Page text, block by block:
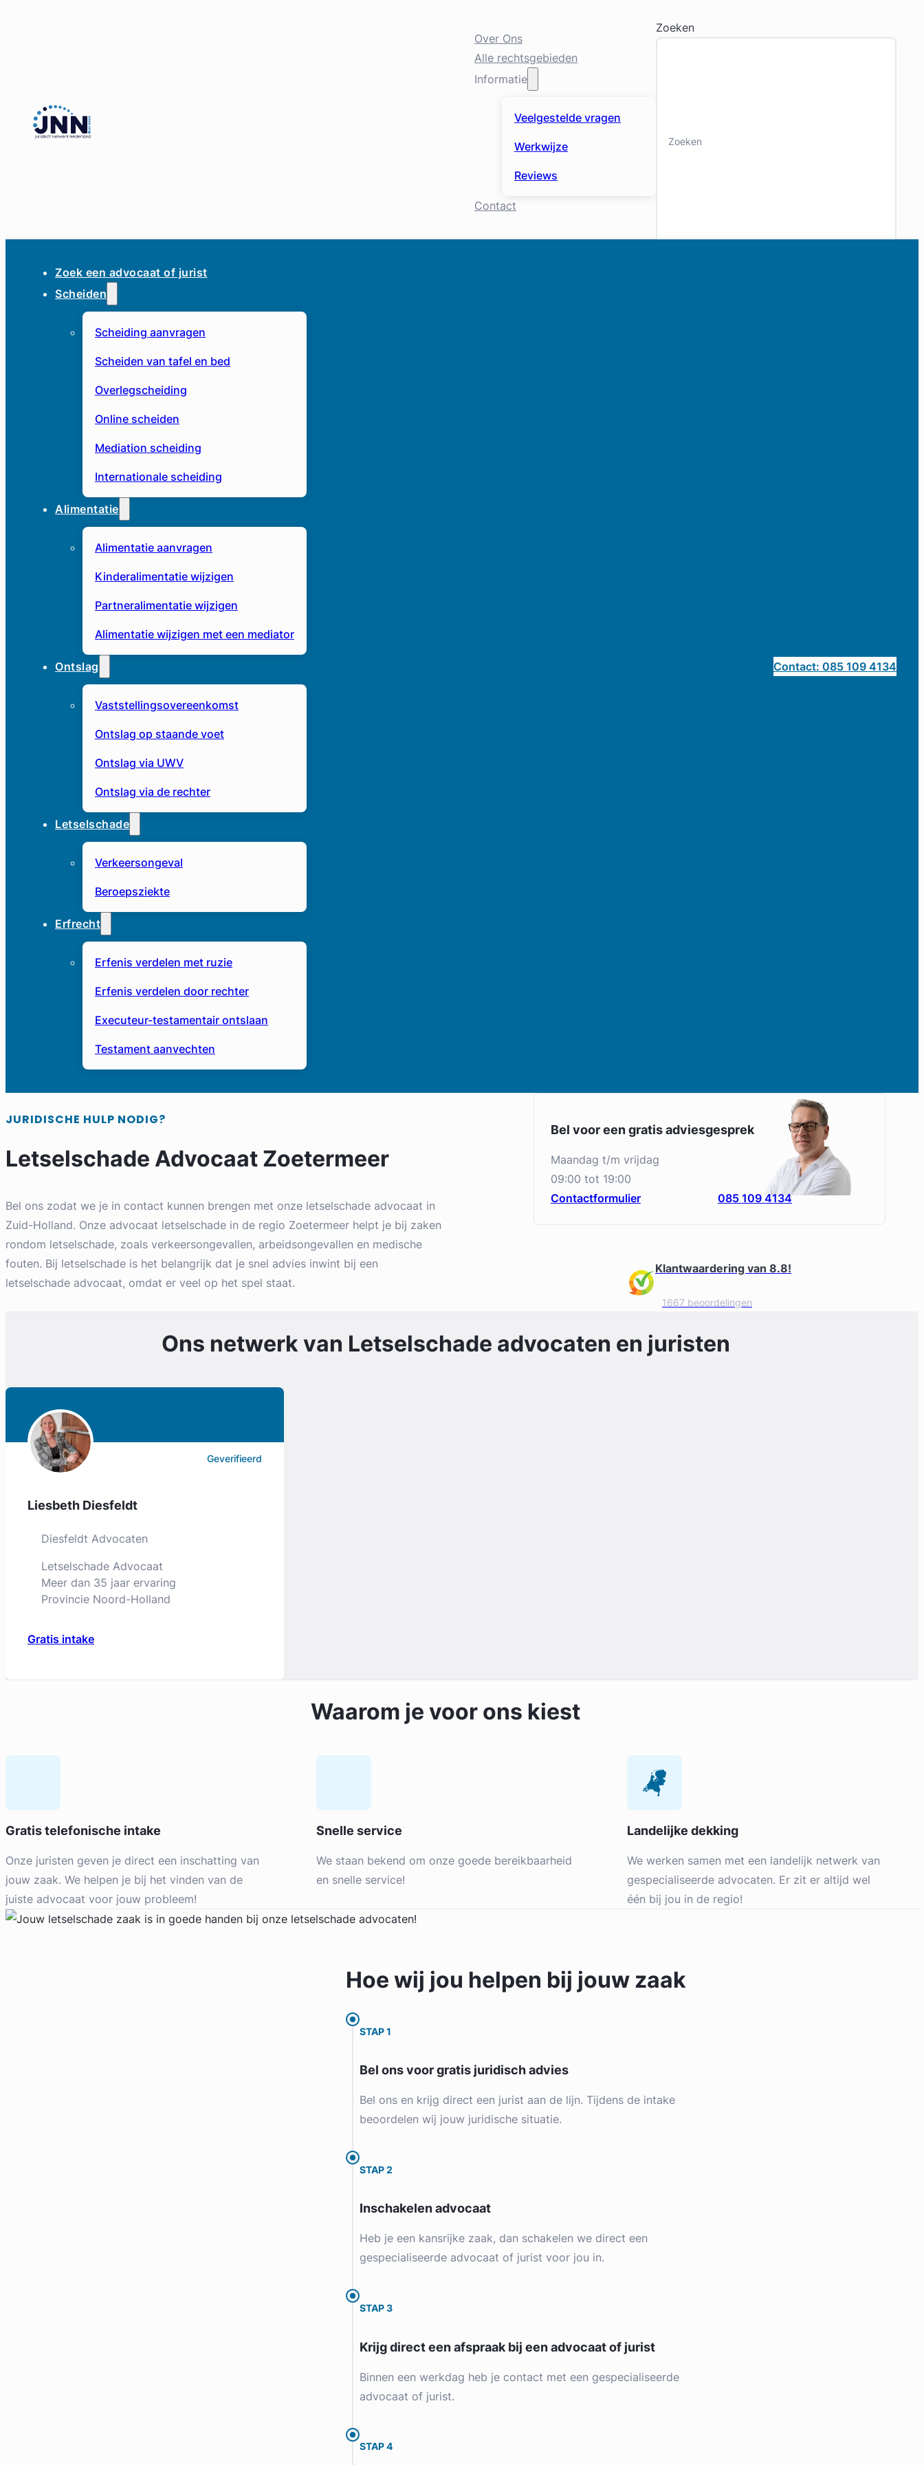
Over Ons
Alle rechtsgebieden
Informatie
Veelgestelde vragen
Werkwijze
Reviews
Contact
Zoeken
Zoek een advocaat of jurist
Scheiden
Scheiding aanvragen
Scheiden van tafel en bed
Overlegscheiding
Online scheiden
Mediation scheiding
Internationale scheiding
Alimentatie
Alimentatie aanvragen
Kinderalimentatie wijzigen
Partneralimentatie wijzigen
Alimentatie wijzigen met een mediator
Ontslag
Vaststellingsovereenkomst
Ontslag op staande voet
Ontslag via UWV
Ontslag via de rechter
Letselschade
Verkeersongeval
Beroepsziekte
Erfrecht
Erfenis verdelen met ruzie
Erfenis verdelen door rechter
Executeur-testamentair ontslaan
Testament aanvechten
Contact: 085 109 4134
JURIDISCHE HULP NODIG?
Letselschade Advocaat Zoetermeer
Bel ons zodat we je in contact kunnen brengen met onze letselschade advocaat in
Zuid-Holland. Onze advocaat letselschade in de regio Zoetermeer helpt je bij zaken
rondom letselschade, zoals verkeersongevallen, arbeidsongevallen en medische
fouten. Bij letselschade is het belangrijk dat je snel advies inwint bij een
letselschade advocaat, omdat er veel op het spel staat.
Bel voor een gratis adviesgesprek
maandag t/m vrijdag
09:00 tot 19:00
Contactformulier
085 109 4134
Klantwaardering van 8.8!
1667 beoordelingen
Ons netwerk van Letselschade advocaten en juristen
Geverifieerd
Liesbeth Diesfeldt
Diesfeldt Advocaten
Letselschade Advocaat
Meer dan 35 jaar ervaring
Provincie Noord-Holland
Gratis intake
Diesfeldt Advocaten
Letselschade Advocaat
Meer dan 35 jaar ervaring
Provincie Noord-Holland
Waarom je voor ons kiest
Gratis telefonische intake
Onze juristen geven je direct een inschatting van
jouw zaak. We helpen je bij het vinden van de
juiste advocaat voor jouw probleem!
Snelle service
We staan bekend om onze goede bereikbaarheid
en snelle service!
Landelijke dekking
We werken samen met een landelijk netwerk van
gespecialiseerde advocaten. Er zit er altijd wel
één bij jou in de regio!
Hoe wij jou helpen bij jouw zaak
STAP 1
Bel ons voor gratis juridisch advies
Bel ons en krijg direct een jurist aan de lijn. Tijdens de intake
beoordelen wij jouw juridische situatie.
STAP 2
Inschakelen advocaat
Heb je een kansrijke zaak, dan schakelen we direct een
gespecialiseerde advocaat of jurist voor jou in.
STAP 3
Krijg direct een afspraak bij een advocaat of jurist
Binnen een werkdag heb je contact met een gespecialiseerde
advocaat of jurist.
STAP 4